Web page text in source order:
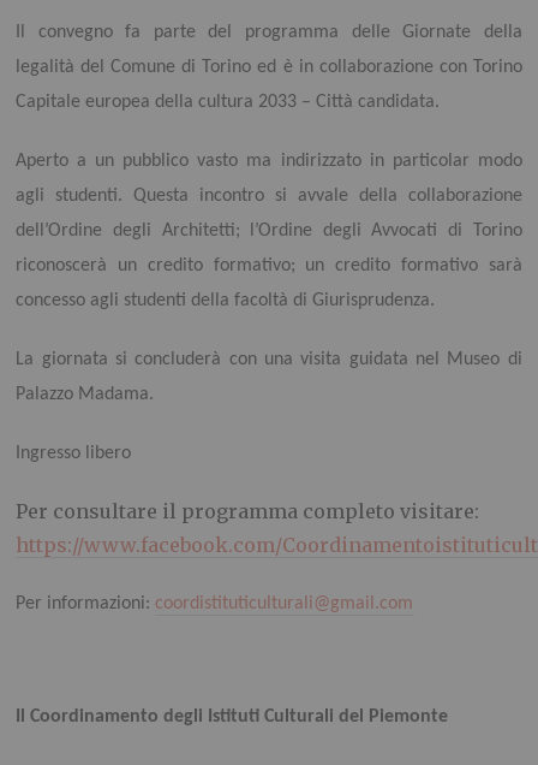
Il convegno fa parte del programma delle Giornate della
legalità del Comune di Torino ed è in collaborazione con Torino
Capitale europea della cultura 2033 – Città candidata.
Aperto a un pubblico vasto ma indirizzato in particolar modo
agli studenti. Questa incontro si avvale della collaborazione
dell’Ordine degli Architetti; l’Ordine degli Avvocati di Torino
riconoscerà un credito formativo; un credito formativo sarà
concesso agli studenti della facoltà di Giurisprudenza.
La giornata si concluderà con una visita guidata nel Museo di
Palazzo Madama.
Ingresso libero
Per consultare il programma completo visitare:
https://www.facebook.com/
Per informazioni: coordistituticulturali@gmail.com
Il Coordinamento degli Istituti Culturali del Piemonte